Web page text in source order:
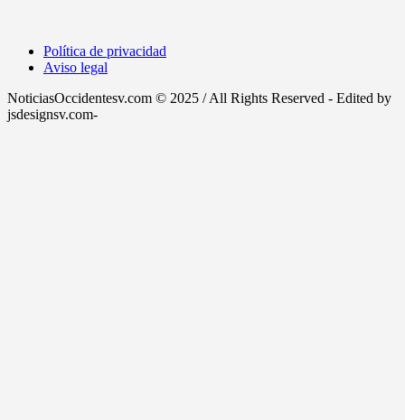
Política de privacidad
Aviso legal
NoticiasOccidentesv.com © 2025 / All Rights Reserved - Edited by
jsdesignsv.com-